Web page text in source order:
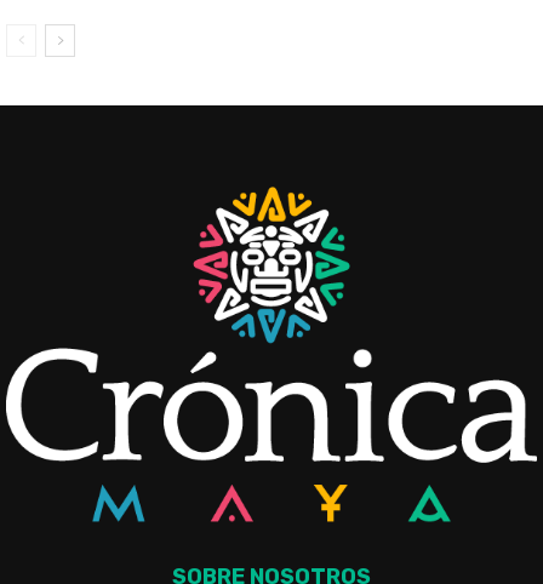
SOBRE NOSOTROS